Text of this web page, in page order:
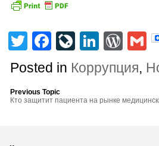
Twitter
Facebook
Posted in Коррупция,
Previous Topic
Кто защитит пациента на рынке